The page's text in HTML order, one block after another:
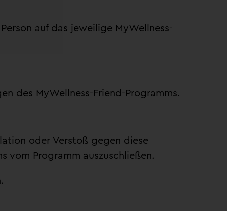
auf das jeweilige MyWellness-
des MyWellness-Friend-Programms.
oder Verstoß gegen diese
vom Programm auszuschließen.